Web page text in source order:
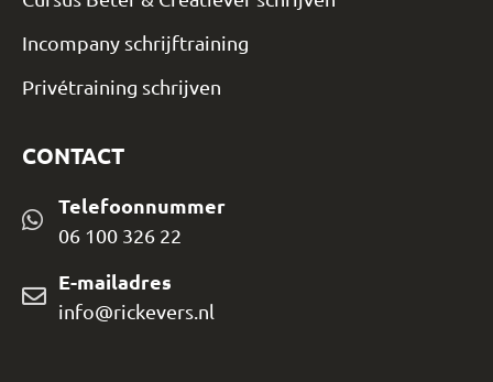
Incompany schrijftraining
Privétraining schrijven
CONTACT
Telefoonnummer
06 100 326 22
E-mailadres
info@rickevers.nl